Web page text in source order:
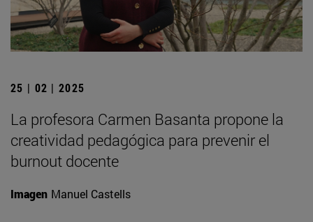
25 | 02 | 2025
La profesora Carmen Basanta propone la
creatividad pedagógica para prevenir el
burnout docente
Imagen Manuel Castells